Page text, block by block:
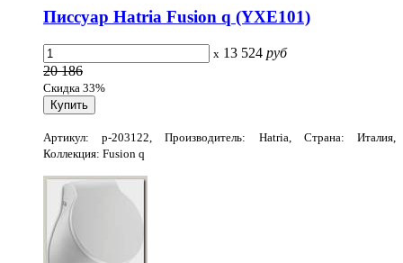
Писсуар Hatria Fusion q (YXE101)
x 13 524 руб
20 186
Скидка 33%
Артикул: p-203122, Производитель: Hatria, Страна: Италия,
Коллекция: Fusion q